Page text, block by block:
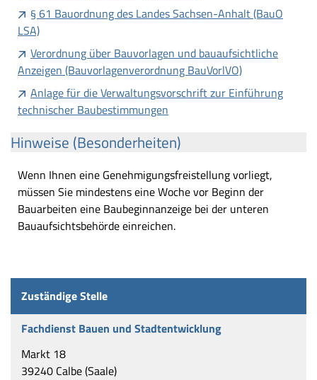
§ 61 Bauordnung des Landes Sachsen-Anhalt (BauO
LSA)
Verordnung über Bauvorlagen und bauaufsichtliche
Anzeigen (Bauvorlagenverordnung BauVorlVO)
Anlage für die Verwaltungsvorschrift zur Einführung
technischer Baubestimmungen
Hinweise (Besonderheiten)
Wenn Ihnen eine Genehmigungsfreistellung vorliegt,
müssen Sie mindestens eine Woche vor Beginn der
Bauarbeiten eine Baubeginnanzeige bei der unteren
Bauaufsichtsbehörde einreichen.
Zuständige Stelle
Fachdienst Bauen und Stadtentwicklung
Markt 18
39240 Calbe (Saale)